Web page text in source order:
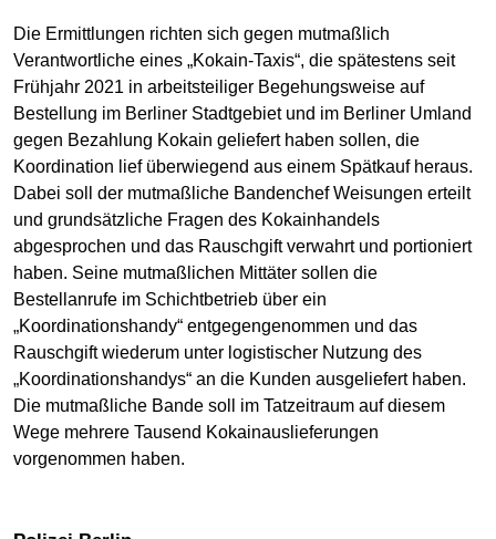
Die Ermittlungen richten sich gegen mutmaßlich
Verantwortliche eines „Kokain-Taxis“, die spätestens seit
Frühjahr 2021 in arbeitsteiliger Begehungsweise auf
Bestellung im Berliner Stadtgebiet und im Berliner Umland
gegen Bezahlung Kokain geliefert haben sollen, die
Koordination lief überwiegend aus einem Spätkauf heraus.
Dabei soll der mutmaßliche Bandenchef Weisungen erteilt
und grundsätzliche Fragen des Kokainhandels
abgesprochen und das Rauschgift verwahrt und portioniert
haben. Seine mutmaßlichen Mittäter sollen die
Bestellanrufe im Schichtbetrieb über ein
„Koordinationshandy“ entgegengenommen und das
Rauschgift wiederum unter logistischer Nutzung des
„Koordinationshandys“ an die Kunden ausgeliefert haben.
Die mutmaßliche Bande soll im Tatzeitraum auf diesem
Wege mehrere Tausend Kokainauslieferungen
vorgenommen haben.